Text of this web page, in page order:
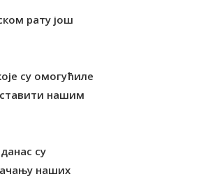
рату још
су омогућиле
нашим
су
наших